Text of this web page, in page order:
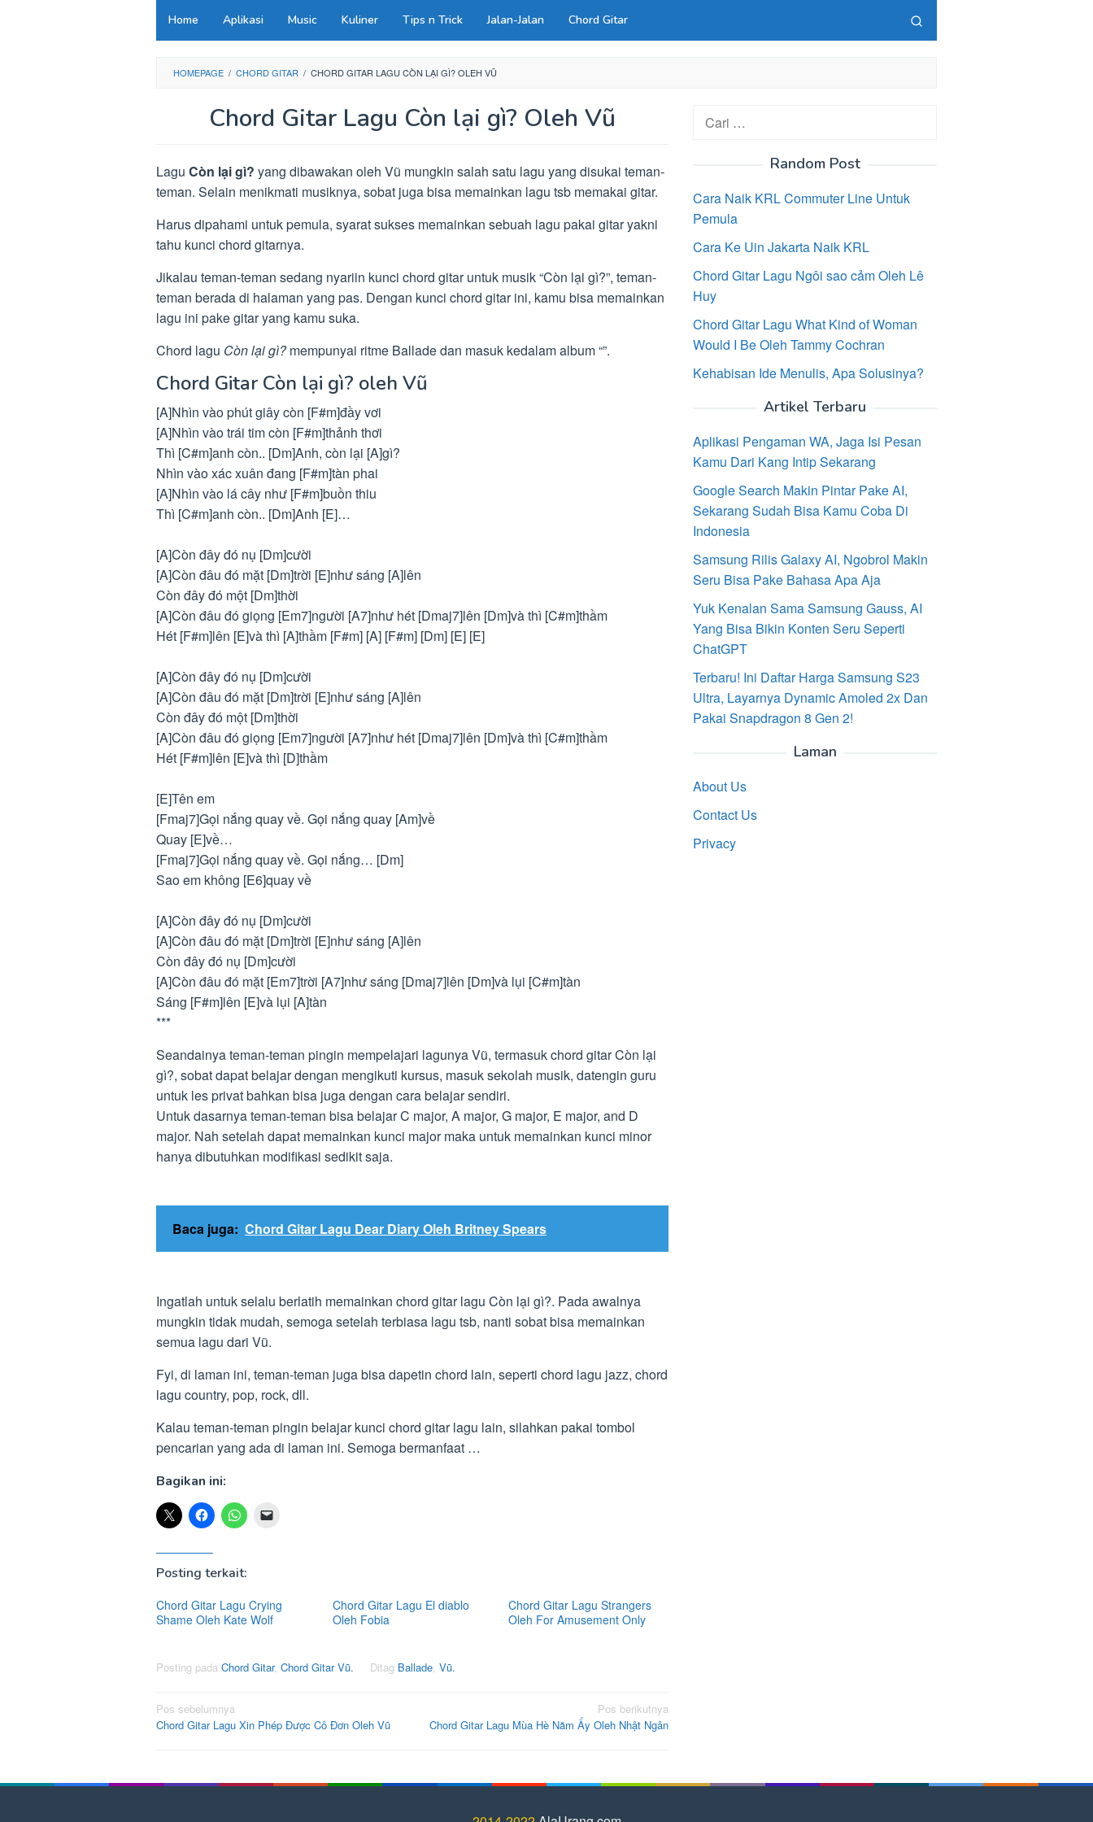
Home Aplikasi Music Kuliner Tips n Trick Jalan-Jalan Chord Gitar
HOMEPAGE / CHORD GITAR / CHORD GITAR LAGU CÒN LẠI GÌ? OLEH VŨ
Chord Gitar Lagu Còn lại gì? Oleh Vũ
Lagu Còn lại gì? yang dibawakan oleh Vũ mungkin salah satu lagu yang disukai teman-
teman. Selain menikmati musiknya, sobat juga bisa memainkan lagu tsb memakai gitar.
Harus dipahami untuk pemula, syarat sukses memainkan sebuah lagu pakai gitar yakni
tahu kunci chord gitarnya.
Jikalau teman-teman sedang nyariin kunci chord gitar untuk musik “Còn lại gì?”, teman-
teman berada di halaman yang pas. Dengan kunci chord gitar ini, kamu bisa memainkan
lagu ini pake gitar yang kamu suka.
Chord lagu Còn lại gì?mempunyai ritme Ballade dan masuk kedalam album “”.
Chord Gitar Còn lại gì? oleh Vũ
[A]Nhìn vào phút giây còn [F#m]đầy vơi
[A]Nhìn vào trái tim còn [F#m]thảnh thơi
Thì [C#m]anh còn.. [Dm]Anh, còn lại [A]gì?
Nhìn vào xác xuân đang [F#m]tàn phai
[A]Nhìn vào lá cây như [F#m]buồn thiu
Thì [C#m]anh còn.. [Dm]Anh [E]…
[A]Còn đây đó nụ [Dm]cười
[A]Còn đâu đó mặt [Dm]trời [E]như sáng [A]lên
Còn đây đó một [Dm]thời
[A]Còn đâu đó giọng [Em7]người [A7]như hét [Dmaj7]lên [Dm]và thì [C#m]thầm
Hét [F#m]lên [E]và thì [A]thầm [F#m] [A] [F#m] [Dm] [E] [E]
[A]Còn đây đó nụ [Dm]cười
[A]Còn đâu đó mặt [Dm]trời [E]như sáng [A]lên
Còn đây đó một [Dm]thời
[A]Còn đâu đó giọng [Em7]người [A7]như hét [Dmaj7]lên [Dm]và thì [C#m]thầm
Hét [F#m]lên [E]và thì [D]thầm
[E]Tên em
[Fmaj7]Gọi nắng quay về. Gọi nắng quay [Am]về
Quay [E]về…
[Fmaj7]Gọi nắng quay về. Gọi nắng… [Dm]
Sao em không [E6]quay về
[A]Còn đây đó nụ [Dm]cười
[A]Còn đâu đó mặt [Dm]trời [E]như sáng [A]lên
Còn đây đó nụ [Dm]cười
[A]Còn đâu đó mặt [Em7]trời [A7]như sáng [Dmaj7]lên [Dm]và lụi [C#m]tàn
Sáng [F#m]lên [E]và lụi [A]tàn
***
Seandainya teman-teman pingin mempelajari lagunya Vũ, termasuk chord gitar Còn lại
gì?, sobat dapat belajar dengan mengikuti kursus, masuk sekolah musik, datengin guru
untuk les privat bahkan bisa juga dengan cara belajar sendiri.
Untuk dasarnya teman-teman bisa belajar C major, A major, G major, E major, and D
major. Nah setelah dapat memainkan kunci major maka untuk memainkan kunci minor
hanya dibutuhkan modifikasi sedikit saja.
Baca juga: Chord Gitar Lagu Dear Diary Oleh Britney Spears
Ingatlah untuk selalu berlatih memainkan chord gitar lagu Còn lại gì?. Pada awalnya
mungkin tidak mudah, semoga setelah terbiasa lagu tsb, nanti sobat bisa memainkan
semua lagu dari Vũ.
Fyi, di laman ini, teman-teman juga bisa dapetin chord lain, seperti chord lagu jazz, chord
lagu country, pop, rock, dll.
Kalau teman-teman pingin belajar kunci chord gitar lagu lain, silahkan pakai tombol
pencarian yang ada di laman ini. Semoga bermanfaat …
Bagikan ini:
Posting terkait:
Chord Gitar Lagu Crying
Shame Oleh Kate Wolf
Chord Gitar Lagu El diablo
Oleh Fobia
Chord Gitar Lagu Strangers
Oleh For Amusement Only
Posting pada Chord Gitar, Chord Gitar Vũ. Ditag Ballade, Vũ.
Navigasi
pos
Pos sebelumnya
Chord Gitar Lagu Xin Phép Được Cô Đơn Oleh Vũ
Pos berikutnya
Chord Gitar Lagu Mùa Hè Năm Ấy Oleh Nhật Ngân
Cari
Random Post
Cara Naik KRL Commuter Line Untuk
Pemula
Cara Ke Uin Jakarta Naik KRL
Chord Gitar Lagu Ngôi sao cảm Oleh Lê
Huy
Chord Gitar Lagu What Kind of Woman
Would I Be Oleh Tammy Cochran
Kehabisan Ide Menulis, Apa Solusinya?
Artikel Terbaru
Aplikasi Pengaman WA, Jaga Isi Pesan
Kamu Dari Kang Intip Sekarang
Google Search Makin Pintar Pake AI,
Sekarang Sudah Bisa Kamu Coba Di
Indonesia
Samsung Rilis Galaxy AI, Ngobrol Makin
Seru Bisa Pake Bahasa Apa Aja
Yuk Kenalan Sama Samsung Gauss, AI
Yang Bisa Bikin Konten Seru Seperti
ChatGPT
Terbaru! Ini Daftar Harga Samsung S23
Ultra, Layarnya Dynamic Amoled 2x Dan
Pakai Snapdragon 8 Gen 2!
Laman
About Us
Contact Us
Privacy